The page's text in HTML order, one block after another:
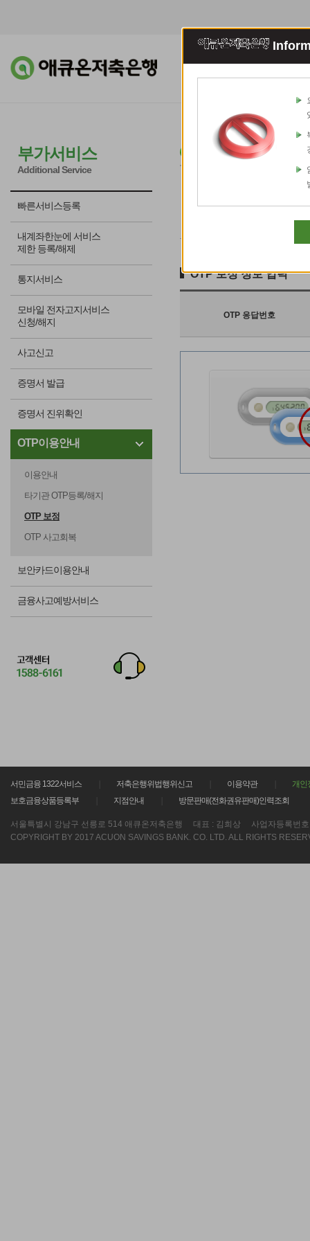
조회이체 예적
부가서비스
Additional Service
빠른서비스등록
내계좌한눈에 서비스
제한 등록/해제
통지서비스
모바일 전자고지서비스
신청/해지
사고신고
증명서 발급
증명서 진위확인
OTP이용안내
이용안내
타기관 OTP등록/해지
OTP 보정
OTP 사고회복
보안카드이용안내
금융사고예방서비스
OTP 보정
OTP 보정 정보 입력
OTP 응답번호
서민금융 1322서비스 저축은행위법행위신고 이용약관
개인
보호금융상품등록부
지점안내 방문판매(전화권유판매)인력조회
서울특별시 강남구 선릉로 514 애큐온저축은행 대표 : 김희상 사업자등록번
COPYRIGHT BY 2017 ACUON SAVINGS BANK. CO. LTD. ALL RIGHTS